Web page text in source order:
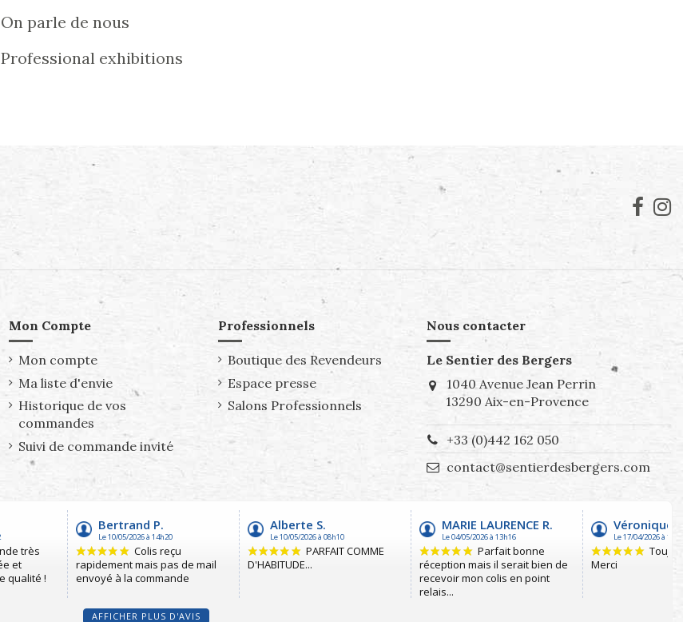
On parle de nous
Professional exhibitions
Mon Compte
Mon compte
Ma liste d'envie
Historique de vos
commandes
Suivi de commande invité
Professionnels
Boutique des Revendeurs
Espace presse
Salons Professionnels
Nous contacter
Le Sentier des Bergers
1040 Avenue Jean Perrin
13290 Aix-en-Provence
+33 (0)442 162 050
contact@sentierdesbergers.com
AFFICHER PLUS D'AVIS